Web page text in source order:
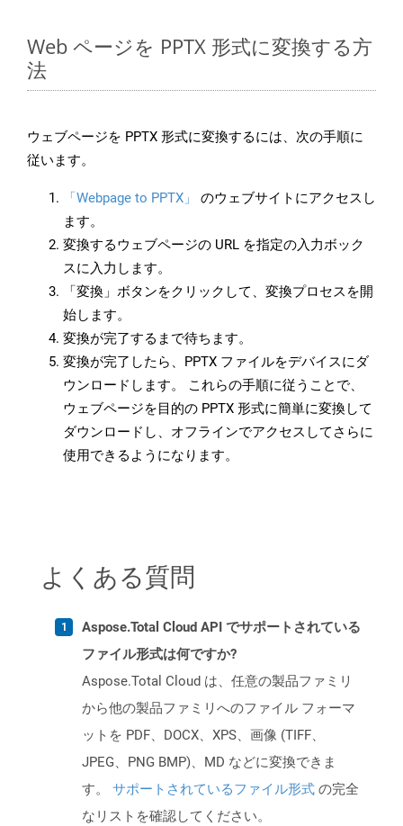
Web ページを PPTX 形式に変換する方
法
ウェブページを PPTX 形式に変換するには、次の手順に
従います。
「Webpage to PPTX」
のウェブサイトにアクセスし
ます。
変換するウェブページの URL を指定の入力ボック
スに入力します。
「変換」ボタンをクリックして、変換プロセスを開
始します。
変換が完了するまで待ちます。
変換が完了したら、PPTX ファイルをデバイスにダ
ウンロードします。 これらの手順に従うことで、
ウェブページを目的の PPTX 形式に簡単に変換して
ダウンロードし、オフラインでアクセスしてさらに
使用できるようになります。
よくある質問
Aspose.Total Cloud API でサポートされている
ファイル形式は何ですか?
Aspose.Total Cloud は、任意の製品ファミリ
から他の製品ファミリへのファイル フォーマ
ットを PDF、DOCX、XPS、画像 (TIFF、
JPEG、PNG BMP)、MD などに変換できま
す。 サポートされているファイル形式 の完全
なリストを確認してください。